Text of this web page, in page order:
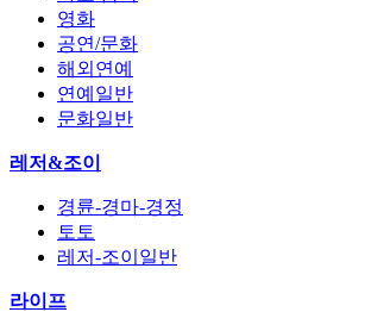
영화
공연/문화
해외연예
연예일반
문화일반
레저&조이
경륜-경마-경정
토토
레저-조이일반
라이프